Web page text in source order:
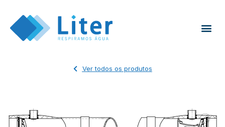
Ver todos os produtos